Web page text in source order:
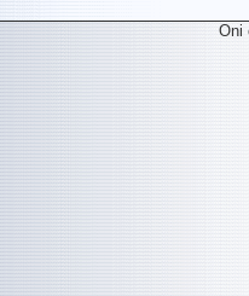
Oni